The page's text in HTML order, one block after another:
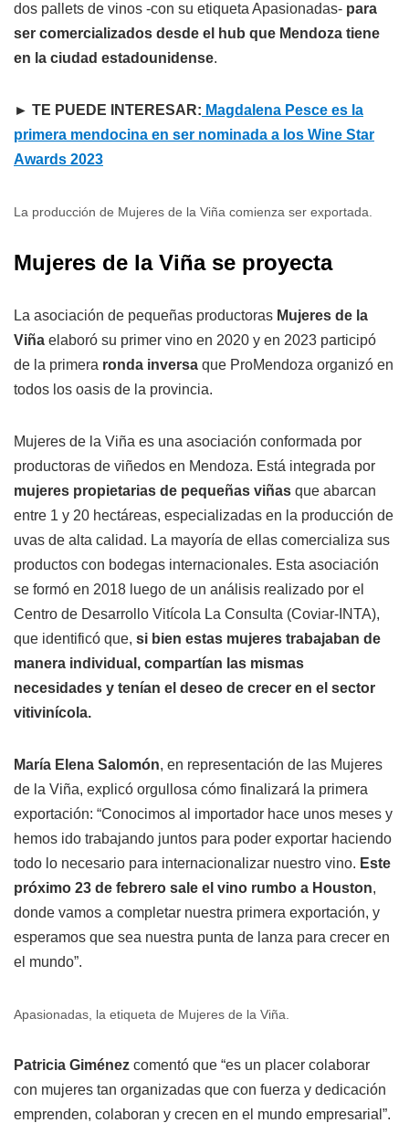
dos pallets de vinos -con su etiqueta Apasionadas- para
ser comercializados desde el hub que Mendoza tiene
en la ciudad estadounidense.
► TE PUEDE INTERESAR: Magdalena Pesce es la
primera mendocina en ser nominada a los Wine Star
Awards 2023
La producción de Mujeres de la Viña comienza ser exportada.
Mujeres de la Viña se proyecta
La asociación de pequeñas productoras Mujeres de la
Viña elaboró su primer vino en 2020 y en 2023 participó
de la primera ronda inversa que ProMendoza organizó en
todos los oasis de la provincia.
Mujeres de la Viña es una asociación conformada por
productoras de viñedos en Mendoza. Está integrada por
mujeres propietarias de pequeñas viñas que abarcan
entre 1 y 20 hectáreas, especializadas en la producción de
uvas de alta calidad. La mayoría de ellas comercializa sus
productos con bodegas internacionales. Esta asociación
se formó en 2018 luego de un análisis realizado por el
Centro de Desarrollo Vitícola La Consulta (Coviar-INTA),
que identificó que, si bien estas mujeres trabajaban de
manera individual, compartían las mismas
necesidades y tenían el deseo de crecer en el sector
vitivinícola.
María Elena Salomón, en representación de las Mujeres
de la Viña, explicó orgullosa cómo finalizará la primera
exportación: “Conocimos al importador hace unos meses y
hemos ido trabajando juntos para poder exportar haciendo
todo lo necesario para internacionalizar nuestro vino. Este
próximo 23 de febrero sale el vino rumbo a Houston,
donde vamos a completar nuestra primera exportación, y
esperamos que sea nuestra punta de lanza para crecer en
el mundo”.
Apasionadas, la etiqueta de Mujeres de la Viña.
Patricia Giménez comentó que “es un placer colaborar
con mujeres tan organizadas que con fuerza y dedicación
emprenden, colaboran y crecen en el mundo empresarial”.